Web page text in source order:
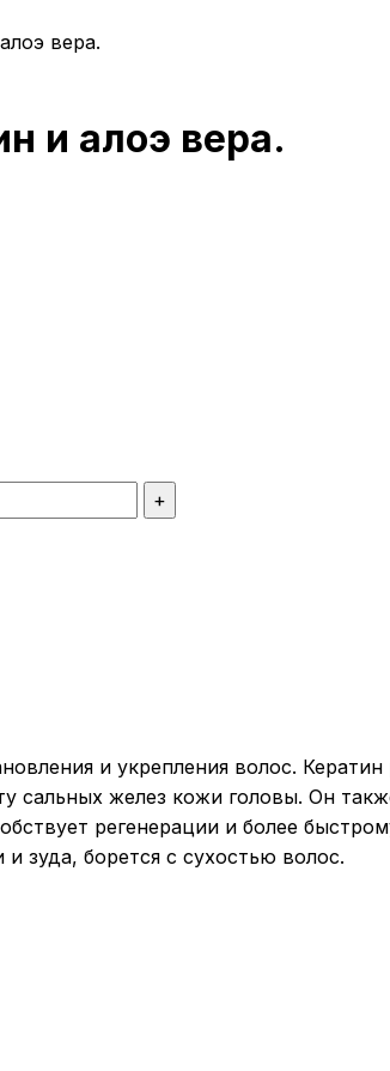
вера.
и алоэ вера.
+
и укрепления волос. Кератин
сальных желез кожи головы. Он
регенерации и более
зуда, борется с сухостью волос.